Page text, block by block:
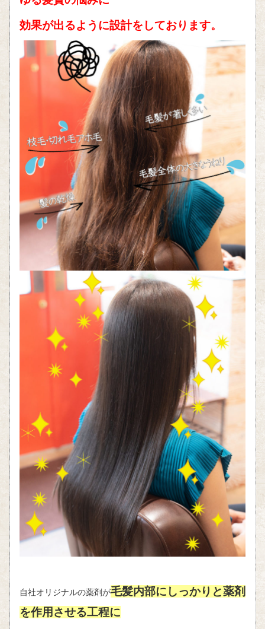
効果が出るように設計をしております。
自社オリジナルの薬剤が毛髪内部にしっかりと薬剤
を作用させる工程に